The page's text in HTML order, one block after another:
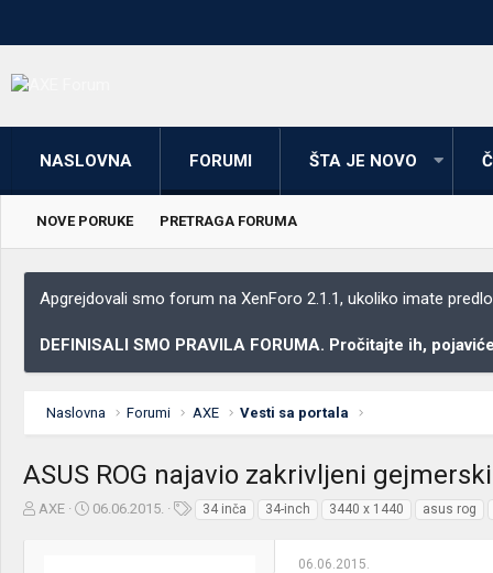
NASLOVNA FORUMI ŠTA JE NOVO
NOVE PORUKE PRETRAGA FORUMA
Apgrejdovali smo forum na XenForo 2.1.1, ukoliko imate
DEFINISALI SMO PRAVILA FORUMA. Pročitajte ih,
Naslovna Forumi AXE Vesti sa portala
ASUS ROG najavio zakrivljeni
Z
AXE
D
06.06.2015. 34 inča 34-inch 3440 x 1440 asus rog
06.06.2015.